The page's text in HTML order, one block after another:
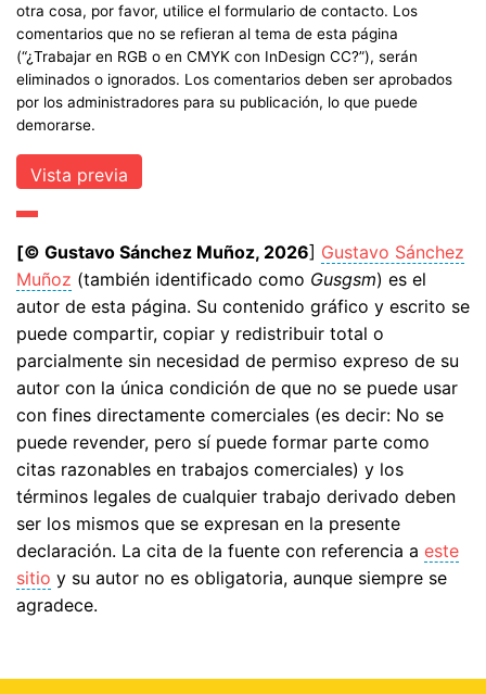
otra cosa, por favor, utilice el formulario de contacto. Los
comentarios que no se refieran al tema de esta página
(“¿Trabajar en RGB o en CMYK con InDesign CC?”), serán
eliminados o ignorados. Los comentarios deben ser aprobados
por los administradores para su publicación, lo que puede
demorarse.
[© Gustavo Sánchez Muñoz, 2026] Gustavo Sánchez
Muñoz (también identificado como Gusgsm) es el
autor de esta página. Su contenido gráfico y escrito se
puede compartir, copiar y redistribuir total o
parcialmente sin necesidad de permiso expreso de su
autor con la única condición de que no se puede usar
con fines directamente comerciales (es decir: No se
puede revender, pero sí puede formar parte como
citas razonables en trabajos comerciales) y los
términos legales de cualquier trabajo derivado deben
ser los mismos que se expresan en la presente
declaración. La cita de la fuente con referencia a este
sitio y su autor no es obligatoria, aunque siempre se
agradece.